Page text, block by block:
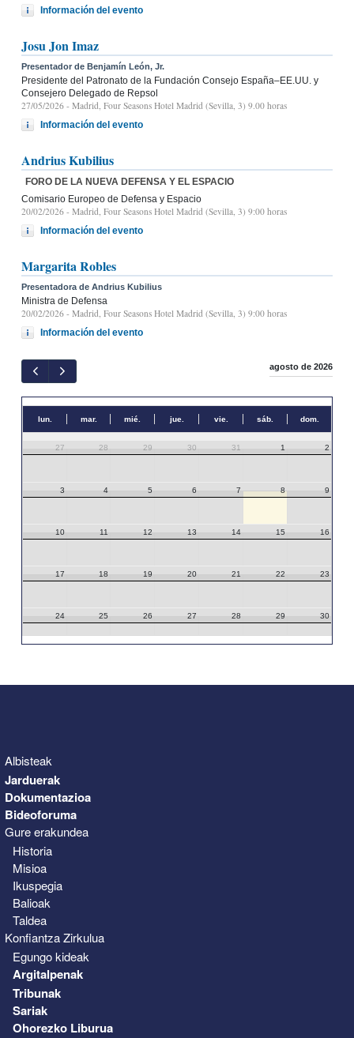
Información del evento
Josu Jon Imaz
Presentador de Benjamín León, Jr.
Presidente del Patronato de la Fundación Consejo España–EE.UU. y
Consejero Delegado de Repsol
27/05/2026 - Madrid, Four Seasons Hotel Madrid (Sevilla, 3) 9.00 horas
Información del evento
Andrius Kubilius
FORO DE LA NUEVA DEFENSA Y EL ESPACIO
Comisario Europeo de Defensa y Espacio
20/02/2026 - Madrid, Four Seasons Hotel Madrid (Sevilla, 3) 9:00 horas
Información del evento
Margarita Robles
Presentadora de Andrius Kubilius
Ministra de Defensa
20/02/2026 - Madrid, Four Seasons Hotel Madrid (Sevilla, 3) 9:00 horas
Información del evento
agosto de 2026
lun. mar. mié. jue. vie. sáb. dom.
27 28 29 30 31 1 2
3 4 5 6 7 8 9
10 11 12 13 14 15 16
17 18 19 20 21 22 23
24 25 26 27 28 29 30
Albisteak
Jarduerak
Dokumentazioa
Bideoforuma
Gure erakundea
Historia
Misioa
Ikuspegia
Balioak
Taldea
Konfiantza Zirkulua
Egungo kideak
Argitalpenak
Tribunak
Sariak
Ohorezko Liburua